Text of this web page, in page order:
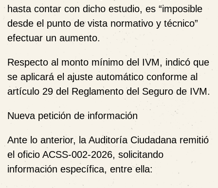
hasta contar con dicho estudio, es “imposible
desde el punto de vista normativo y técnico”
efectuar un aumento.
Respecto al monto mínimo del IVM, indicó que
se aplicará el ajuste automático conforme al
artículo 29 del Reglamento del Seguro de IVM.
Nueva petición de información
Ante lo anterior, la Auditoría Ciudadana remitió
el oficio ACSS-002-2026, solicitando
información específica, entre ella: